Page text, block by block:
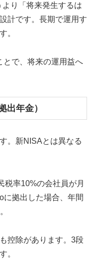
り「将来発生するは
計です。長期で運用す
。
とで、将来の運用益へ
年金）
。新NISAとは異なる
税率10%の会社員が月
に拠出した場合、年間
控除があります。3段
。